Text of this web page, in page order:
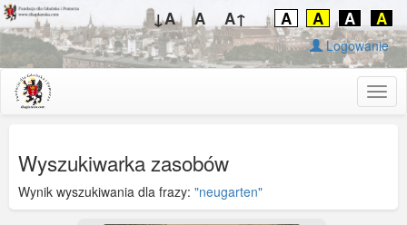
↓A A A↑ A A A A
Logowanie
Wyszukiwarka zasobów
Wynik wyszukiwania dla frazy: "neugarten"